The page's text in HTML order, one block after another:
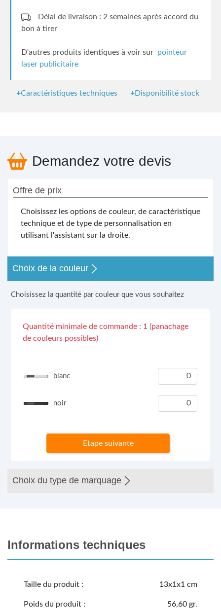
Délai de livraison : 2 semaines après accord du
bon à tirer
D'autres produits identiques à voir sur pointeur
laser publicitaire
+Caractéristiques techniques +Disponibilité stock
Demandez votre devis
Offre de prix
Choisissez les options de couleur, de caractéristique
technique et de type de personnalisation en
utilisant l'assistant sur la droite.
Choix de la couleur
Choisissez la quantité par couleur que vous souhaitez
Quantité minimale de commande : 1 (panachage
de couleurs possibles)
blanc
noir
Etape suivante
Choix du type de marquage
Informations techniques
Taille du produit : 13x1x1 cm
Poids du produit : 56,60 gr.